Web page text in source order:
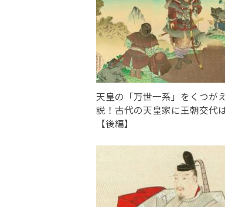
天皇の「万世一系」をくつが
説！古代の天皇家に王朝交代
【後編】